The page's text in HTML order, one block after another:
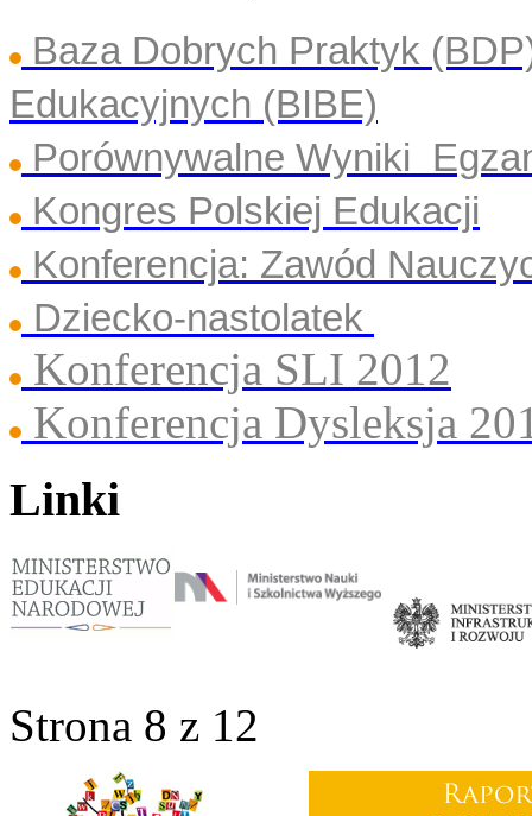
Baza Dobrych Praktyk
Edukacyjnych (BIBE)
Porównywalne Wyniki
Kongres Polskiej Edukacji
Konferencja: Zawód
Dziecko-nastolatek
Konferencja SLI 2012
Konferencja Dysleksja
Linki
Strona 8 z 12